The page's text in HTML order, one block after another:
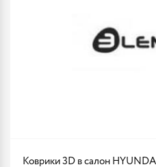
Коврики 3D в салон